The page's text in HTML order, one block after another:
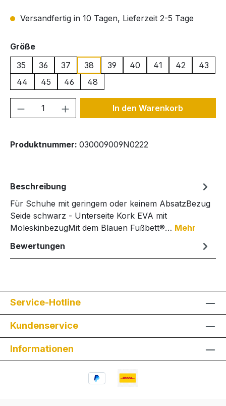
Versandfertig in 10 Tagen, Lieferzeit 2-5 Tage
Größeauswählen
35
36 37 38 39 40 41 42
43
44
45 46 48
Produkt Anzahl: Gib denIn den Warenkorb
Produktnummer: 030009009N0222
Beschreibung
Für Schuhe mit geringem oder keinem AbsatzBezug
Seide schwarz - Unterseite Kork EVA mit
MoleskinbezugMit dem Blauen Fußbett®… Mehr
Bewertungen
Service-Hotline
Kundenservice
Informationen